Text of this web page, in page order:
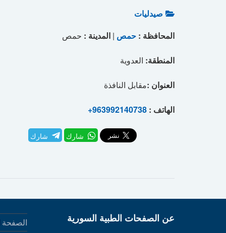
صيدليات
المحافظة : حمص | المدينة : حمص
المنطقة: العدوية
العنوان :مقابل النافذة
الهاتف : +963992140738
شارك شارك
عن الصفحات الطبية السورية
الصفحة